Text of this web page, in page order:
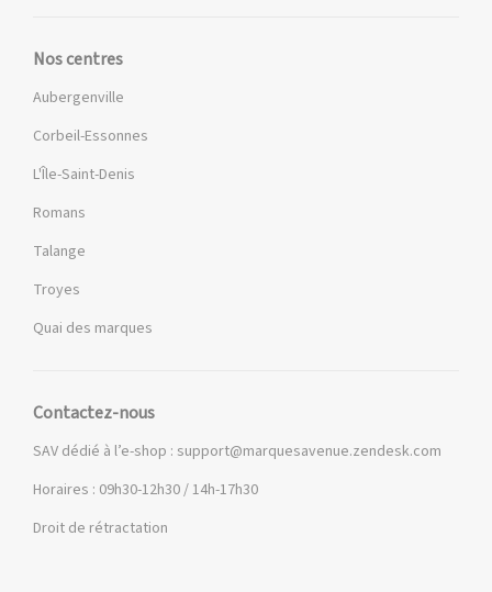
Nos centres
Aubergenville
Corbeil-Essonnes
L'Île-Saint-Denis
Romans
Talange
Troyes
Quai des marques
Contactez-nous
SAV dédié à l’e-shop : support@marquesavenue.zendesk.com
Horaires : 09h30-12h30 / 14h-17h30
Droit de rétractation